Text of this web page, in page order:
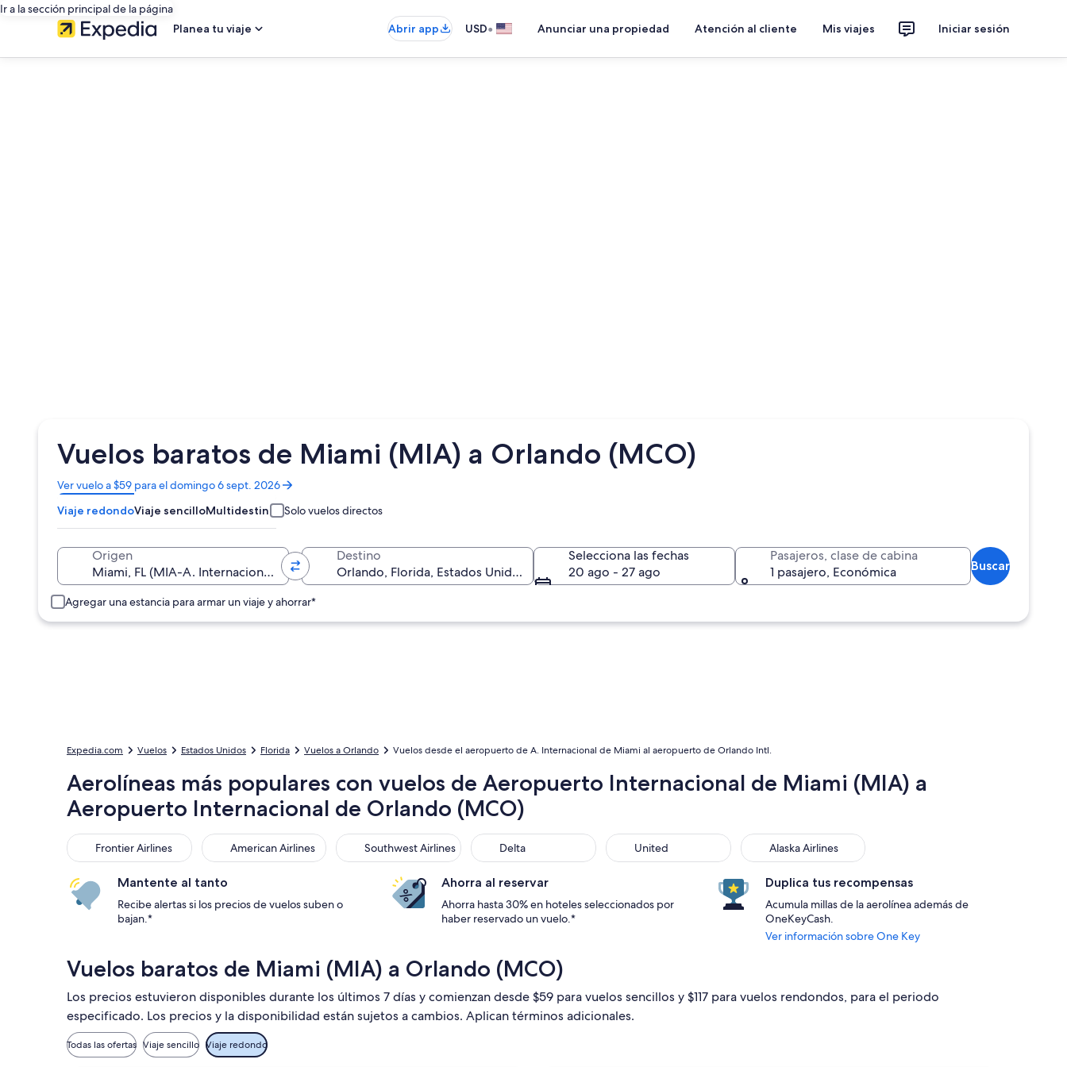
Ir a la sección principal de la página
Planea tu viaje
Abrir app USD• Anunciar una propiedad Atención al cliente Mis viajes Iniciar sesión
Vuelos baratos de Miami (MIA) a Orlando (MCO)
Ver vuelo a $59 para el domingo 6 sept. 2026
Se
abrirá
en
una
ventana
Viaje redondoViaje sencilloMultidestino Solo vuelos directos
Origen Destino
Selecciona las fechas
20 ago - 27 ago
Pasajeros, clase de cabina
1 pasajero, Económica
Buscar
Agregar una estancia para armar un viaje y ahorrar*
Expedia.com Vuelos Estados Unidos Florida Vuelos a Orlando Vuelos desde el aeropuerto de A. Internacional de Miami al aeropuerto de Orlando Intl.
Aerolíneas más populares con vuelos de Aeropuerto Internacional de Miami (MIA) a
Aeropuerto Internacional de Orlando (MCO)
Frontier Airlines
Frontier Airlines American Airlines
American Airlines Southwest Airlines
Southwest Airlines Delta
Delta United
United Alaska Airlines
Alaska Airlines
Mantente al tanto
Recibe alertas si los precios de vuelos suben o
bajan.*
Ahorra al reservar
Ahorra hasta 30% en hoteles seleccionados por
haber reservado un vuelo.*
Duplica tus recompensas
Acumula millas de la aerolínea además de
OneKeyCash.
Ver información sobre One Key
Vuelos baratos de Miami (MIA) a Orlando (MCO)
Los precios estuvieron disponibles durante los últimos 7 días y comienzan desde $59 para vuelos sencillos y $117 para vuelos rendondos, para el periodo
especificado. Los precios y la disponibilidad están sujetos a cambios. Aplican términos adicionales.
Todas las ofertas Viaje sencillo Viaje redondo